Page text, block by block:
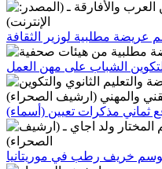
عريضة مطلبية لوزير الثقافة
الشباب على مهن العمل
ثماني مذكرات تعيين (أسماء)
خريف رطب في موريتانيا